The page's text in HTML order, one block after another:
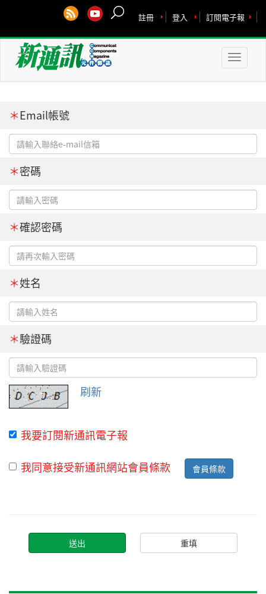
訂閱電子報
登入
註冊
Toggle
＊Email帳號
＊密碼
＊確認密碼
＊姓名
＊驗證碼
刷新
我要訂閱新通訊電子報
我同意接受新通訊網站會員條款
會員條款